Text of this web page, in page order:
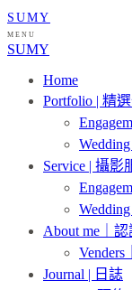
SUMY
MENU
SUMY
Home
Portfolio | 精
Service | 攝影
About me｜
Journal | 日誌